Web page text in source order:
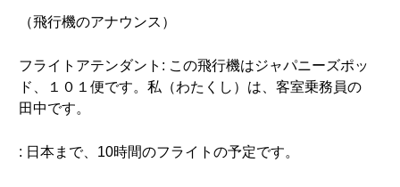
（飛行機のアナウンス）
フライトアテンダント: この飛行機はジャパニーズポッ
ド、１０１便です。私（わたくし）は、客室乗務員の
田中です。
: 日本まで、10時間のフライトの予定です。